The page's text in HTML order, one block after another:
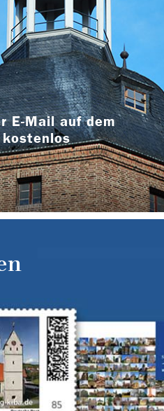
E-Mail auf dem